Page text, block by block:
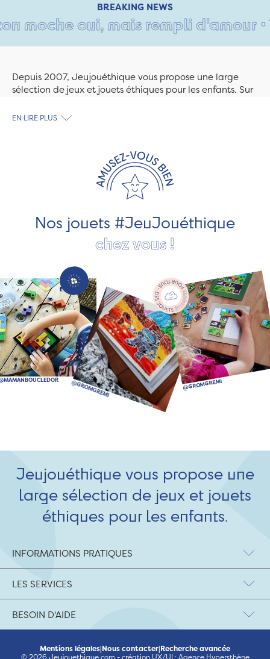
BREAKING NEWS
oui, mais rempli d'amour •
Depuis 2007, Jeujouéthique vous propose une large
sélection de jeux et jouets éthiques pour les enfants. Sur
découvrez le plus grand choix de jouets en bois
les jeux et jouets en bois de qualité et engagés dans le
développement durable. Ils nous fabriquent des jouets
pour les jeunes enfants, des jeux d'éveil, des jeux de
société, des jouets d'imitation, des jeux de plein air, ... et
EN LIRE PLUS
Nos jouets #JeuJouéthique
chez vous !
Jeujouéthique vous propose une
large sélection de jeux et jouets
éthiques pour les enfants.
INFORMATIONS PRATIQUES
LES SERVICES
BESOIN D'AIDE
Mentions légales|Nous contacter|Recherche avancée